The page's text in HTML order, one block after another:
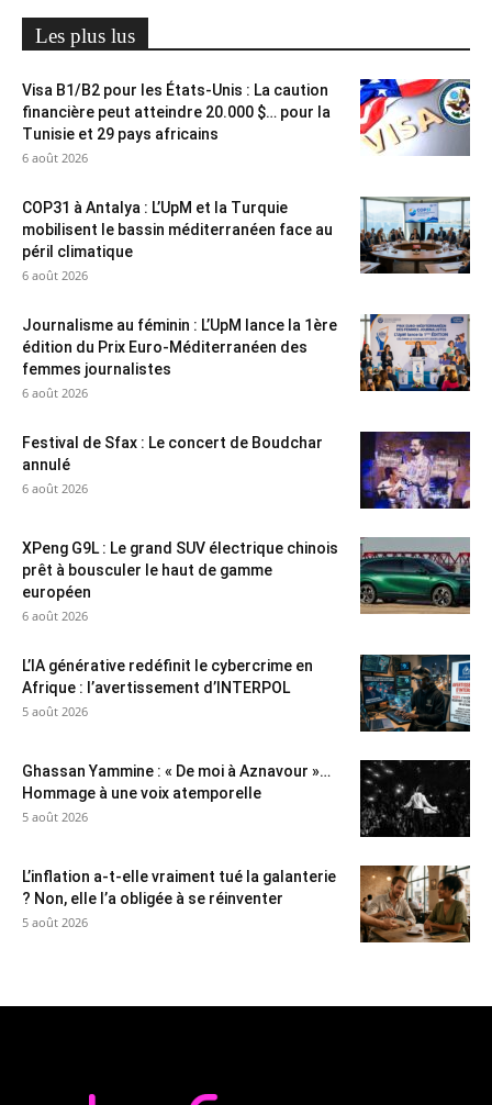
Les plus lus
Visa B1/B2 pour les États-Unis : La caution
financière peut atteindre 20.000 $… pour la
Tunisie et 29 pays africains
6 août 2026
COP31 à Antalya : L’UpM et la Turquie
mobilisent le bassin méditerranéen face au
péril climatique
6 août 2026
Journalisme au féminin : L’UpM lance la 1ère
édition du Prix Euro-Méditerranéen des
femmes journalistes
6 août 2026
Festival de Sfax : Le concert de Boudchar
annulé
6 août 2026
XPeng G9L : Le grand SUV électrique chinois
prêt à bousculer le haut de gamme
européen
6 août 2026
L’IA générative redéfinit le cybercrime en
Afrique : l’avertissement d’INTERPOL
5 août 2026
Ghassan Yammine : « De moi à Aznavour »…
Hommage à une voix atemporelle
5 août 2026
L’inflation a-t-elle vraiment tué la galanterie
? Non, elle l’a obligée à se réinventer
5 août 2026